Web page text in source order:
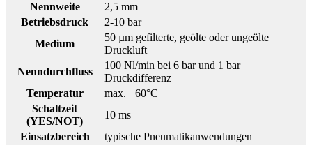
Nennweite
2,5 mm
Betriebsdruck
2-10 bar
Medium
50 µm gefilterte, geölte oder ungeölte
Druckluft
Nenndurchfluss
100 Nl/min bei 6 bar und 1 bar
Druckdifferenz
Temperatur
max. +60°C
Schaltzeit
(YES/NOT)
10 ms
Einsatzbereich
typische Pneumatikanwendungen